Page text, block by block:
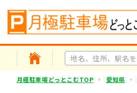
月極駐車場どっとこむTOP 愛知県